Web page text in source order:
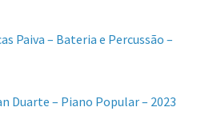
Paiva – Bateria e Percussão –
Duarte – Piano Popular – 2023